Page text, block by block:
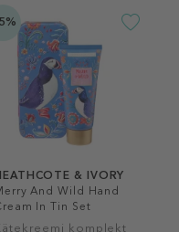
& IVORY
And Wild Hand
In Tin Set
komplekt